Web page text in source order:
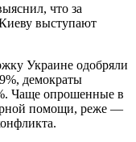
что за
выступают
Украине одобряли
демократы
Чаще опрошенные в
помощи, реже —